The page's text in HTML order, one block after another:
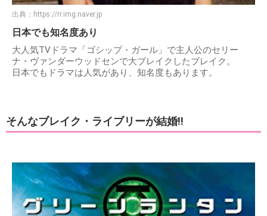
出典： https://rr.img.naver.jp
日本でも知名度あり
大人気TVドラマ「ゴシップ・ガール」で主人公のセリー
ナ・ヴァンダーウッドセンで大ブレイクしたブレイク。
日本でもドラマは人気があり、知名度もあります。
そんなブレイク・ライブリーが結婚!!